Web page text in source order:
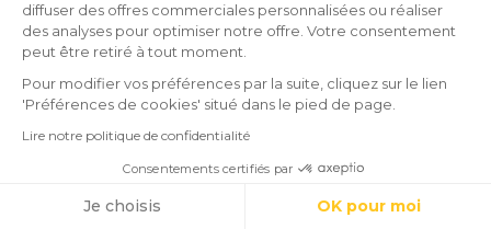
Organisme de formation
mins de lecture
diffuser des offres commerciales personnalisées ou réaliser
des analyses pour optimiser notre offre. Votre consentement
peut être retiré à tout moment.
Pour modifier vos préférences par la suite, cliquez sur le lien
'Préférences de cookies' situé dans le pied de page.
Lire notre politique de confidentialité
Consentements certifiés par
Je choisis OK pour moi
Cookies